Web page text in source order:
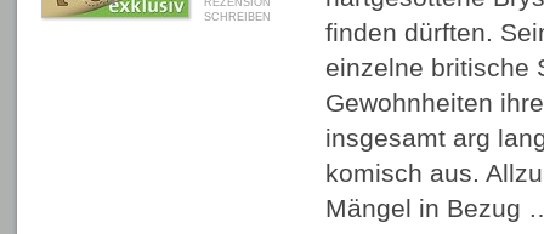
REZENSION
SCHREIBEN
finden dürften.
einzelne britische
Gewohnheiten
insgesamt arg
komisch aus.
Mängel in Bezug